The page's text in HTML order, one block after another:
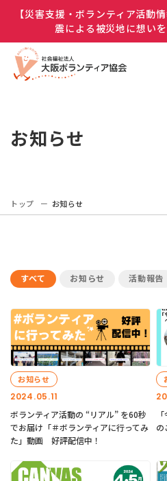
【災害支援・ボランティア活動
震による被災地に想い
お知らせ
トップ お知らせ
すべて お知らせ 活動報告
2024.05.11
お知らせ
ボランティア活動の “リアル” を60秒
でお届け「＃ボランティアに行ってみ
た」動画 好評配信中！
の